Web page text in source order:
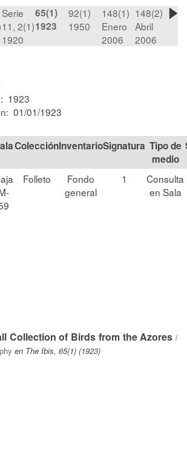
Serie
11, 2(1)
1920
65(1)
1923
92(1)
1950
148(1)
Enero
2006
148(2)
Abril
2006
1923
01/01/1923
Colección Signatura Tipo de
medio
Folleto
Fondo
general
1
Consulta
en Sala
Collection of Birds from the Azores /
en The Ibis, 65(1) (1923)